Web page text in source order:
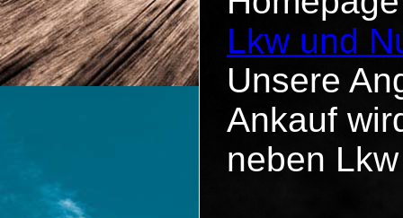
Lkw und
Unsere
Ankauf
neben